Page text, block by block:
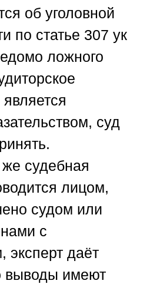
об уголовной
по статье 307 ук
ложного
суд
же судебная
лицом,
судом или
с
эксперт даёт
выводы имеют